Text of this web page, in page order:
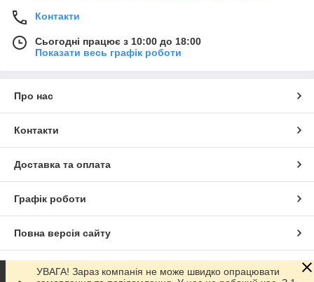
Контакти
Сьогодні працює з 10:00 до 18:00
Показати весь графік роботи
Про нас
Контакти
Доставка та оплата
Графік роботи
Повна версія сайту
Сайт створено на маркетплейсіProm.ua
УВАГА! Зараз компанія не може швидко опрацювати